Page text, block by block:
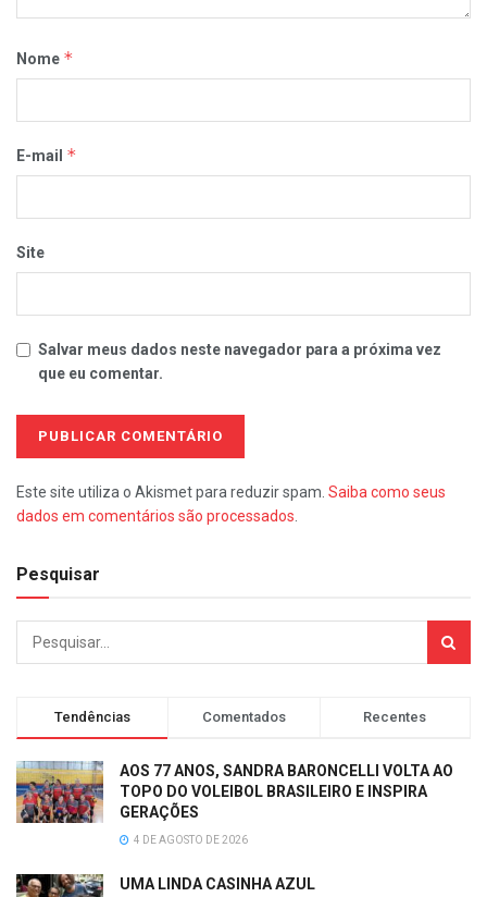
Nome *
E-mail *
Site
Salvar meus dados neste navegador para a próxima vez
que eu comentar.
Este site utiliza o Akismet para reduzir spam. Saiba como seus
dados em comentários são processados
Pesquisar
Tendências Comentados Recentes
AOS 77 ANOS, SANDRA BARONCELLI VOLTA AO
TOPO DO VOLEIBOL BRASILEIRO E INSPIRA
GERAÇÕES
4 DE AGOSTO DE 2026
UMA LINDA CASINHA AZUL